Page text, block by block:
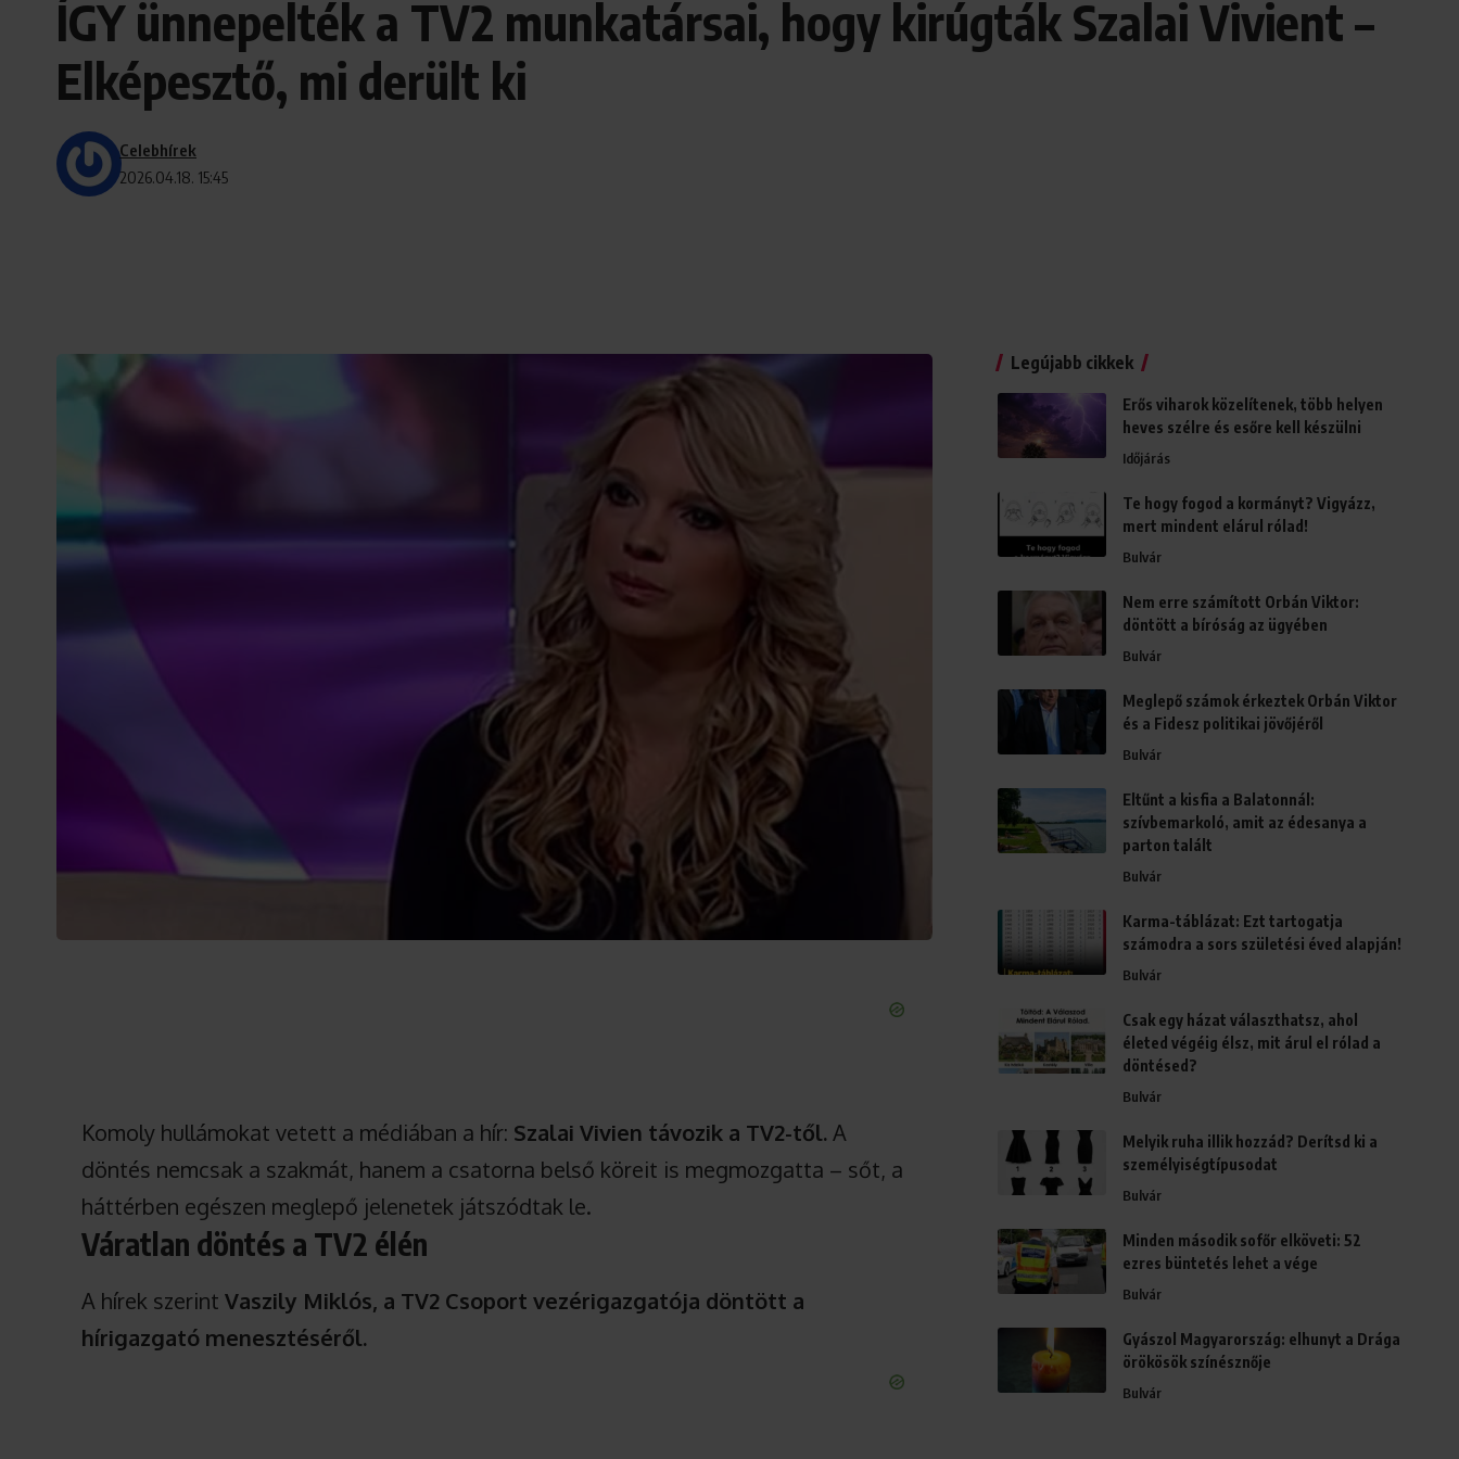
ÍGY ünnepelték a TV2 munkatársai, hogy kirúgták Szalai Vivient –
Elképesztő, mi derült ki
2026.04.18. 15:45
Celebhírek
Komoly hullámokat vetett a médiában a hír: Szalai Vivien távozik a TV2-től. A
döntés nemcsak a szakmát, hanem a csatorna belső köreit is megmozgatta – sőt, a
háttérben egészen meglepő jelenetek játszódtak le.
Váratlan döntés a TV2 élén
A hírek szerintVaszily Miklós, a TV2 Csoport vezérigazgatója döntött a
hírigazgató menesztéséről.
Legújabb cikkek
Erős viharok közelítenek, több helyen
heves szélre és esőre kell készülni
Időjárás
Te hogy fogod a kormányt? Vigyázz,
mert mindent elárul rólad!
Bulvár
Nem erre számított Orbán Viktor:
döntött a bíróság az ügyében
Bulvár
Meglepő számok érkeztek Orbán Viktor
és a Fidesz politikai jövőjéről
Bulvár
Eltűnt a kisfia a Balatonnál:
szívbemarkoló, amit az édesanya a
parton talált
Bulvár
Karma-táblázat: Ezt tartogatja
számodra a sors születési éved alapján!
Bulvár
Csak egy házat választhatsz, ahol
életed végéig élsz, mit árul el rólad a
döntésed?
Bulvár
Melyik ruha illik hozzád? Derítsd ki a
személyiségtípusodat
Bulvár
Minden második sofőr elköveti: 52
ezres büntetés lehet a vége
Bulvár
Gyászol Magyarország: elhunyt a Drága
örökösök színésznője
Bulvár